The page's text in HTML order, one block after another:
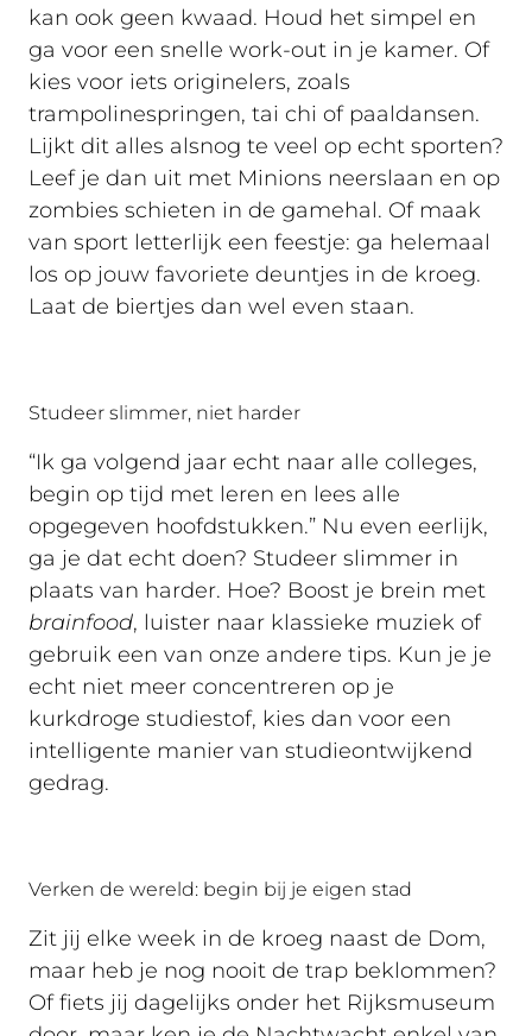
kan ook geen kwaad. Houd het simpel en
ga voor een snelle work-out in je kamer. Of
kies voor iets originelers, zoals
trampolinespringen, tai chi of paaldansen.
Lijkt dit alles alsnog te veel op echt sporten?
Leef je dan uit met Minions neerslaan en op
zombies schieten in de gamehal. Of maak
van sport letterlijk een feestje: ga helemaal
los op jouw favoriete deuntjes in de kroeg.
Laat de biertjes dan wel even staan.
Studeer slimmer, niet harder
“Ik ga volgend jaar echt naar alle colleges,
begin op tijd met leren en lees alle
opgegeven hoofdstukken.” Nu even eerlijk,
ga je dat echt doen? Studeer slimmer in
plaats van harder. Hoe? Boost je brein met
brainfood, luister naar klassieke muziek of
gebruik een van onze andere tips. Kun je je
echt niet meer concentreren op je
kurkdroge studiestof, kies dan voor een
intelligente manier van studieontwijkend
gedrag.
Verken de wereld: begin bij je eigen stad
Zit jij elke week in de kroeg naast de Dom,
maar heb je nog nooit de trap beklommen?
Of fiets jij dagelijks onder het Rijksmuseum